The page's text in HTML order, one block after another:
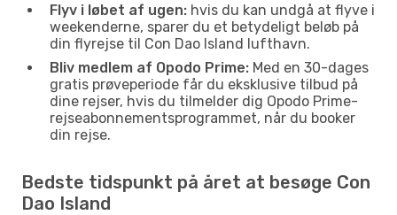
Flyv i løbet af ugen: hvis du kan undgå at flyve i
weekenderne, sparer du et betydeligt beløb på
din flyrejse til Con Dao Island lufthavn.
Bliv medlem af Opodo Prime: Med en 30-dages
gratis prøveperiode får du eksklusive tilbud på
dine rejser, hvis du tilmelder dig Opodo Prime-
rejseabonnementsprogrammet, når du booker
din rejse.
Bedste tidspunkt på året at besøge Con
Dao Island